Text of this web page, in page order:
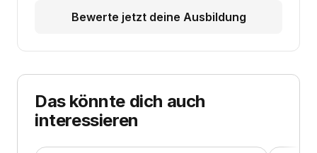
Bewerte jetzt deine Ausbildung
Das könnte dich auch
interessieren